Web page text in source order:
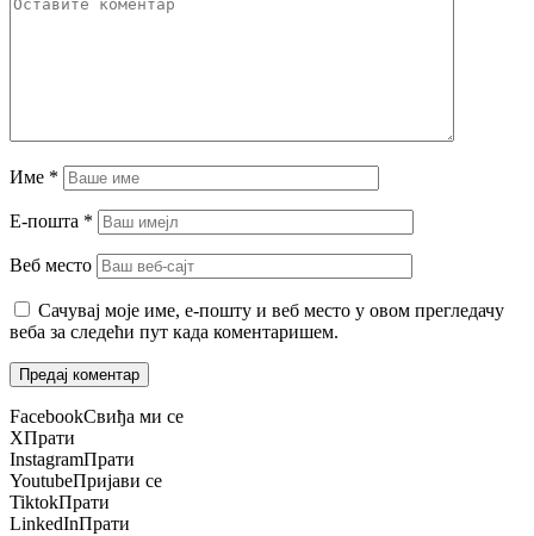
Име *
Е-пошта *
Веб место
Сачувај моје име, е-пошту и веб место у овом прегледачу
веба за следећи пут када коментаришем.
FacebookСвиђа ми се
XПрати
InstagramПрати
YoutubeПријави се
TiktokПрати
LinkedInПрати